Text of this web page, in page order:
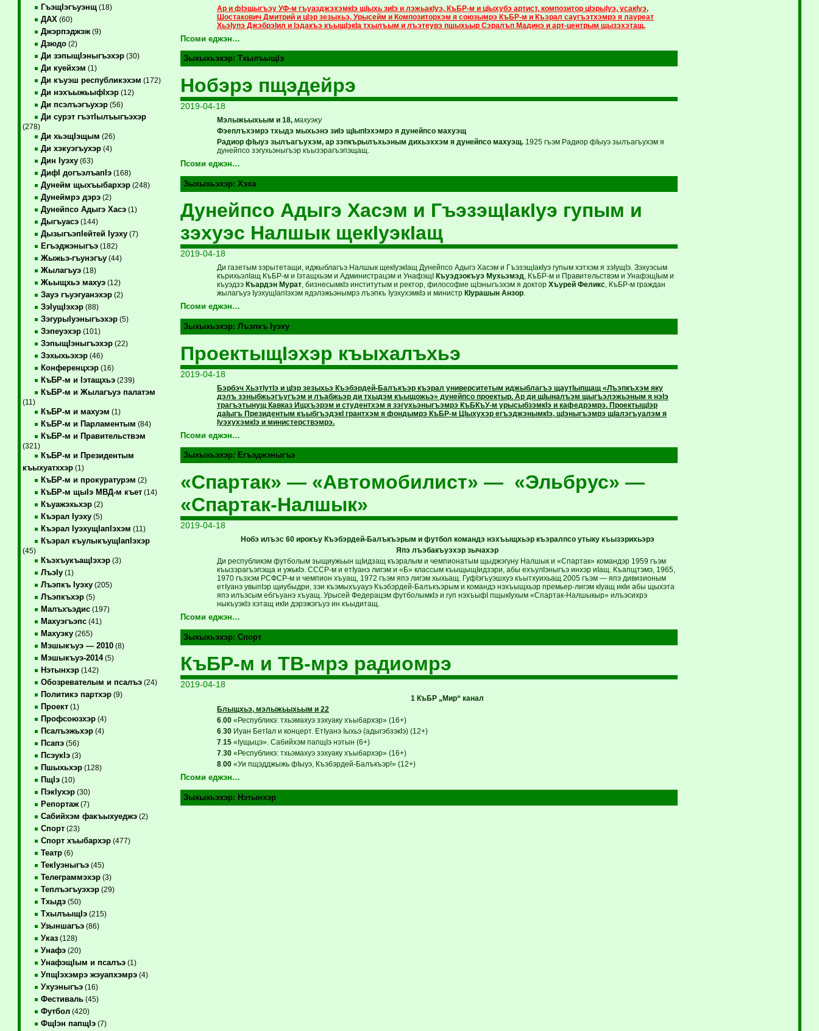
ГъэщIэгъуэнщ(18)
ДАХ (60)
Джэрпэджэж(9)
Дзюдо(2)
Ди зэпыщIэныгъэхэр(30)
Ди куейхэм (1)
Ди къуэш республикэхэм (172)
Ди нэхъыжьыфIхэр(12)
Ди псэлъэгъухэр(56)
Ди сурэт гъэтIылъыгъэхэр
(278)
Ди хьэщIэщым (26)
Ди хэкуэгъухэр(4)
Дин Iуэху(63)
ДифI догъэлъапIэ(168)
Дунейм щыхъыбархэр(248)
Дунеймрэ дэрэ(2)
Дунейпсо Адыгэ Хасэ(1)
Дыгъуасэ(144)
ДызыгъэпIейтей Iуэху(7)
Егъэджэныгъэ(182)
Жыжьэ-гъунэгъу(44)
Жылагъуэ(18)
Жьыщхьэ махуэ(12)
Зауэ гъуэгуанэхэр(2)
ЗэIущIэхэр(88)
ЗэгурыIуэныгъэхэр(5)
Зэпеуэхэр(101)
ЗэпыщIэныгъэхэр(22)
Зэхыхьэхэр(46)
Конференцхэр(16)
КъБР-м и Iэтащхьэ(239)
КъБР-м и Жылагъуэ палатэм
(11)
КъБР-м и махуэм (1)
КъБР-м и Парламентым (84)
КъБР-м и Правительствэм
(321)
КъБР-м и Президентым
къыхуатххэр(1)
КъБР-м и прокуратурэм (2)
КъБР-м щыIэ МВД-м къет(14)
Къуажэхьхэр(2)
Къэрал Iуэху(5)
Къэрал IуэхущIапIэхэм (11)
Къэрал къулыкъущIапIэхэр
(45)
КъэхъукъащIэхэр(3)
ЛъэIу(1)
Лъэпкъ Iуэху(205)
Лъэпкъхэр(5)
Малъхъэдис(197)
Махуэгъэпс(41)
Махуэку(265)
Мэшыкъуэ — 2010(8)
Мэшыкъуэ-2014(5)
Нэтынхэр(142)
Обозревателым и псалъэ(24)
Политикэ партхэр(9)
Проект(1)
Профсоюзхэр(4)
Псалъэжьхэр(4)
Псапэ(56)
ПсэукIэ(3)
Пшыхьхэр(128)
ПщIэ(10)
ПэкIухэр(30)
Репортаж(7)
Сабийхэм факъыхуеджэ(2)
Спорт(23)
Спорт хъыбархэр(477)
Театр(6)
ТекIуэныгъэ(45)
Телеграммэхэр(3)
Теплъэгъуэхэр(29)
Тхыдэ(50)
ТхылъыщIэ(215)
Узыншагъэ(86)
Указ(128)
Унафэ(20)
УнафэщIым и псалъэ(1)
УпщIэхэмрэ жэуапхэмрэ(4)
Ухуэныгъэ(16)
Фестиваль(45)
Футбол(420)
ФщIэн папщIэ(7)
Ар и фIэщыгъэу УФ-м гъуазджэхэмкIэ щIыхь зиIэ и лэжьакIуэ, КъБР-м и цIыхубэ артист, композитор цIэрыIуэ, усакIуэ,
Шостакович Дмитрий и цIэр зезыхьэ, Урысейм и Композиторхэм я союзымрэ КъБР-м и Къэрал саугъэтхэмрэ я лауреат
ХьэIупэ ДжэбрэIил и Iэдакъэ къыщIэкIа тхылъым и лъэтеувэ пшыхьыр Сэралъп Мадинэ и арт-центрым щызэхэтащ.
Псоми еджэн…
Зыхыхьэхэр: ТхылъыщIэ
Нобэрэ пщэдейрэ
2019-04-18
Мэлыжьыхьым и 18, махуэку
Фэеплъхэмрэ тхыдэ мыхьэнэ зиIэ щIыпIэхэмрэ я дунейпсо махуэщ
Радиор фIыуэ зылъагъухэм, ар зэпкърылъхьэным дихьэххэм я дунейпсо махуэщ.1925 гъэм Радиор фIыуэ зылъагъухэм я
дунейпсо зэгухьэныгъэр къызэрагъэпэщащ.
Псоми еджэн…
Зыхыхьэхэр: Хэха
Дунейпсо Адыгэ Хасэм и ГъэзэщIакIуэ гупым и
зэхуэс Налшык щекIуэкIащ
2019-04-18
Ди газетым зэрытетащи, иджыблагъэ Налшык щекIуэкIащ Дунейпсо Адыгэ Хасэм и ГъэзэщIакIуэ гупым хэтхэм я зэIущIэ. Зэхуэсым
кърихьэлIащ КъБР-м и Iэтащхьэм и Администрацэм и УнафэщI Къуэдзокъуэ Мухьэмэд, КъБР-м и Правительствэм и УнафэщIым и
къуэдзэ Къардэн Мурат, бизнесымкIэ институтым и ректор, философие щIэныгъэхэм я доктор Хъурей Феликс, КъБР-м граждан
жылагъуэ IуэхущIапIэхэм ядэлэжьэнымрэ лъэпкъ IуэхухэмкIэ и министр КIурашын Анзор.
Псоми еджэн…
Зыхыхьэхэр: Лъэпкъ Iуэху
ПроектыщIэхэр къыхалъхьэ
2019-04-18
Бэрбэч ХьэтIутIэ и цIэр зезыхьэ Къэбэрдей-Балъкъэр къэрал университетым иджыблагъэ щаутIыпщащ «Лъэпкъхэм яку
дэлъ зэныбжьэгъугъэм и лъабжьэр ди тхыдэм къыщожьэ» дунейпсо проектыр. Ар ди щIыналъэм щыгъэлэжьэным я нэIэ
трагъэтынущ Кавказ Ищхъэрэм и студентхэм я зэгухьэныгъэмрэ КъБКъУ-м урысыбзэмкIэ и кафедрэмрэ. ПроектыщIэр
даIыгъ Президентым къыбгъэдэкI грантхэм я фондымрэ КъБР-м ЦIыхухэр егъэджэнымкIэ, щIэныгъэмрэ щIалэгъуалэм я
IуэхухэмкIэ и министерствэмрэ.
Псоми еджэн…
Зыхыхьэхэр: Егъэджэныгъэ
«Спартак» — «Автомобилист» — «Эльбрус» —
«Спартак-Налшык»
2019-04-18
Нобэ илъэс 60 ирокъу Къэбэрдей-Балъкъэрым и футбол командэ нэхъыщхьэр къэралпсо утыку къызэрихьэрэ
Япэ лъэбакъуэхэр зычахэр
Ди республикэм футболым зыщиужьын щIидзащ къэралым и чемпионатым щыджэгуну Налшык и «Спартак» командэр 1959 гъэм
къызэрагъэпэща и ужькIэ. СССР-м и етIуанэ лигэм и «Б» классым къыщыщIидзэри, абы ехъулIэныгъэ инхэр иIащ. Къапщтэмэ, 1965,
1970 гъэхэм РСФСР-м и чемпион хъуащ, 1972 гъэм япэ лигэм хыхьащ. ГуфIэгъуэшхуэ къытхуихьащ 2005 гъэм — япэ дивизионым
етIуанэ увыпIэр щиубыдри, зэи къэмыхъуауэ Къэбэрдей-Балъкъэрым и командэ нэхъыщхьэр премьер-лигэм кIуащ икIи абы щыхэта
япэ илъэсым ебгъуанэ хъуащ. Урысей Федерацэм футболымкIэ и гуп нэхъыфI пщыкIухым «Спартак-Налшыкыр» илъэсихрэ
ныкъуэкIэ хэтащ икIи дэрэжэгъуэ ин къыдитащ.
Псоми еджэн…
Зыхыхьэхэр: Спорт
КъБР-м и ТВ-мрэ радиомрэ
2019-04-18
1 КъБР „Мир“ канал
Блыщхьэ, мэлыжьыхьым и 22
6.00«Республикэ: тхьэмахуэ зэхуаку хъыбархэр» (16+)
6.30Иуан БетIал и концерт. ЕтIуанэ Iыхьэ (адыгэбзэкIэ) (12+)
7.15«Iущыцэ». Сабийхэм папщIэ нэтын (6+)
7.30«Республикэ: тхьэмахуэ зэхуаку хъыбархэр» (16+)
8.00«Уи пщэдджыжь фIыуэ, Къэбэрдей-Балъкъэр!» (12+)
Псоми еджэн…
Зыхыхьэхэр: Нэтынхэр